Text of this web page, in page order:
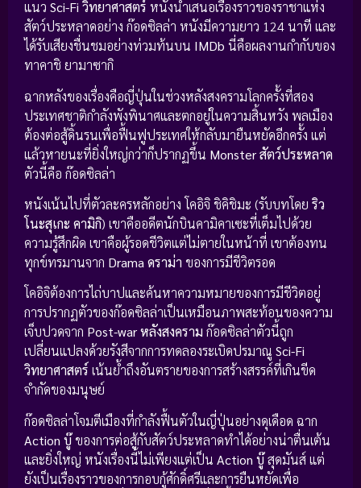
แนว Sci-Fi วิทยาศาสตร์ หนังนำเสนอเรื่องราวของราชาแห่ง
สัตว์ประหลาดอย่าง ก๊อดซิลล่า หนังมีความยาว 124 นาที และ
ได้รับเสียงชื่นชมอย่างท่วมท้นบน IMDb นี่คือผลงานกำกับของ
ทาคาชิ ยามาซากิ
ฉากหลังของเรื่องคือญี่ปุ่นในช่วงหลังสงครามโลกครั้งที่สอง
ประเทศชาติกำลังพังพินาศและตกอยู่ในความสิ้นหวัง พลเมือง
ต้องต่อสู้ดิ้นรนเพื่อฟื้นฟูประเทศให้กลับมายืนหยัดอีกครั้ง แต่
แล้วหายนะที่ยิ่งใหญ่กว่าก็ปรากฏขึ้น Monster สัตว์ประหลาด
ตัวนี้คือ ก๊อดซิลล่า
หนังเน้นไปที่ตัวละครหลักอย่าง โคอิจิ ชิคิชิมะ (รับบทโดย ริว
โนะสุเกะ คามิกิ) เขาคืออดีตนักบินคามิคาเซะที่เต็มไปด้วย
ความรู้สึกผิด เขาคือผู้รอดชีวิตแต่ไม่ตายในหน้าที่ เขาต้องทน
ทุกข์ทรมานจาก Drama ดราม่า ของการมีชีวิตรอด
โคอิจิต้องการไถ่บาปและค้นหาความหมายของการมีชีวิตอยู่
การปรากฏตัวของก๊อดซิลล่าเป็นเหมือนภาพสะท้อนของความ
เจ็บปวดจาก Post-war หลังสงคราม ก๊อดซิลล่าตัวนี้ถูก
เปลี่ยนแปลงด้วยรังสีจากการทดลองระเบิดปรมาณู Sci-Fi
วิทยาศาสตร์ เน้นย้ำถึงอันตรายของการสร้างสรรค์ที่เกินขีด
จำกัดของมนุษย์
ก๊อดซิลล่าโจมตีเมืองที่กำลังฟื้นตัวในญี่ปุ่นอย่างดุเดือด ฉาก
Action บู๊ของการต่อสู้กับสัตว์ประหลาดทำได้อย่างน่าตื่นเต้น
และยิ่งใหญ่ หนังเรื่องนี้ไม่เพียงแต่เป็น Action บู๊สุดมันส์ แต่
ยังเป็นเรื่องราวของการกอบกู้ศักดิ์ศรีและการยืนหยัดเพื่อ